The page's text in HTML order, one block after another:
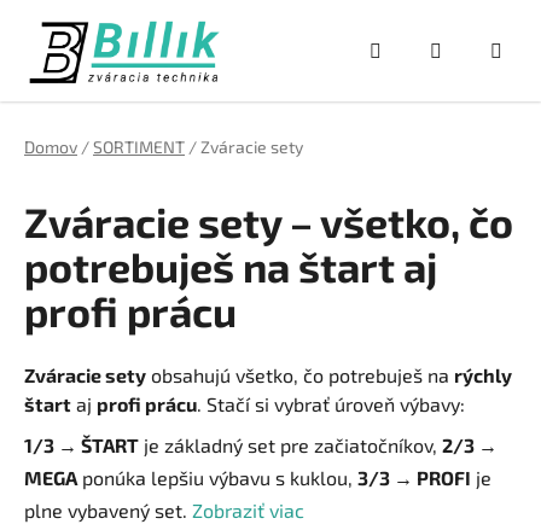
obsah
Hľadať
NÁKUPNÝ
Domov /SORTIMENT / Zváracie sety
Zváracie sety – všetko, čo
potrebuješ na štart aj
profi prácu
Zváracie sety obsahujú všetko, čo potrebuješ na rýchly
štart aj profi prácu . Stačí si vybrať úroveň výbavy:
1/3 → ŠTART je základný set pre začiatočníkov, 2/3 →
MEGA ponúka lepšiu výbavu s kuklou, 3/3 → PROFI je
plne vybavený set. Zobraziť viac